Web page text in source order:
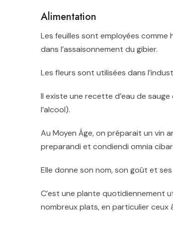
Alimentation
Les feuilles sont employées
dans l’assaisonnement du gibier.
Les fleurs sont utilisées dans
Il existe une recette d’eau de
l’alcool).
Au Moyen Âge, on préparait un vin
preparandi et condiendi omnia
Elle donne son nom, son goût et
C’est une plante quotidiennement
nombreux plats, en particulier ceux